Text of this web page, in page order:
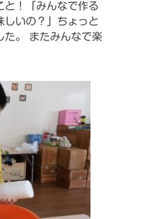
と！「みんなで作る
しいの？」ちょっと
。
またみんなで楽